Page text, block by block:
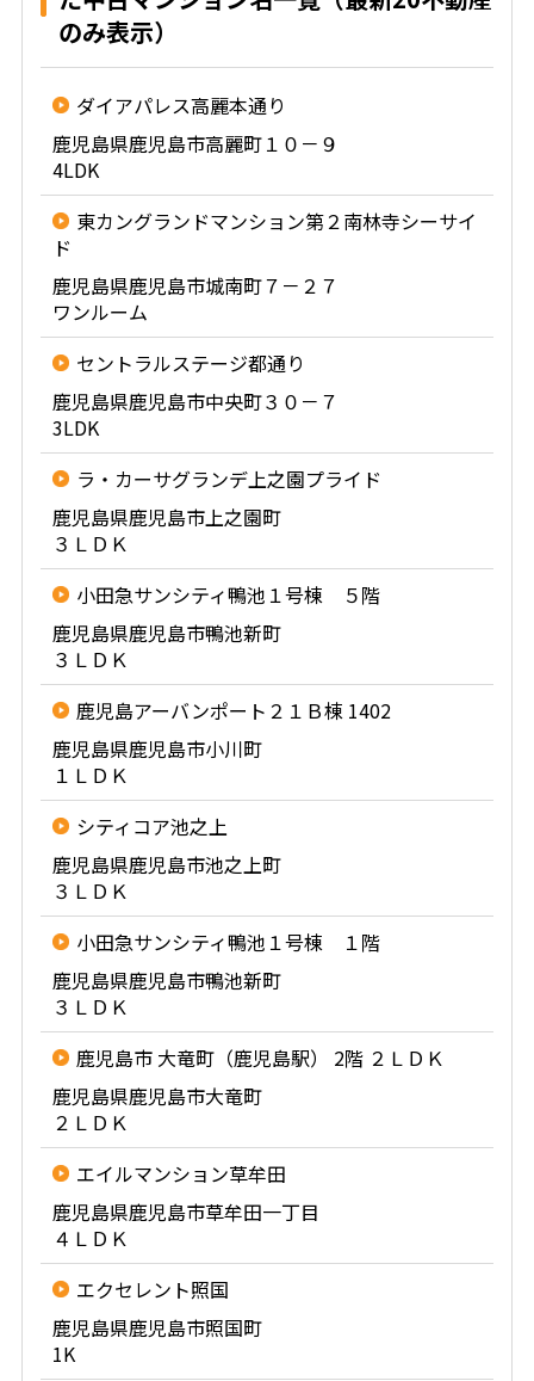
のみ表示）
ダイアパレス高麗本通り
鹿児島県鹿児島市高麗町１０－９
4LDK
東カングランドマンション第２南林寺シーサイ
ド
鹿児島県鹿児島市城南町７－２７
ワンルーム
セントラルステージ都通り
鹿児島県鹿児島市中央町３０－７
3LDK
ラ・カーサグランデ上之園プライド
鹿児島県鹿児島市上之園町
３ＬＤＫ
小田急サンシティ鴨池１号棟 ５階
鹿児島県鹿児島市鴨池新町
３ＬＤＫ
鹿児島アーバンポート２１Ｂ棟 1402
鹿児島県鹿児島市小川町
１ＬＤＫ
シティコア池之上
鹿児島県鹿児島市池之上町
３ＬＤＫ
小田急サンシティ鴨池１号棟 １階
鹿児島県鹿児島市鴨池新町
３ＬＤＫ
鹿児島市 大竜町（鹿児島駅） 2階 ２ＬＤＫ
鹿児島県鹿児島市大竜町
２ＬＤＫ
エイルマンション草牟田
鹿児島県鹿児島市草牟田一丁目
４ＬＤＫ
エクセレント照国
鹿児島県鹿児島市照国町
1K